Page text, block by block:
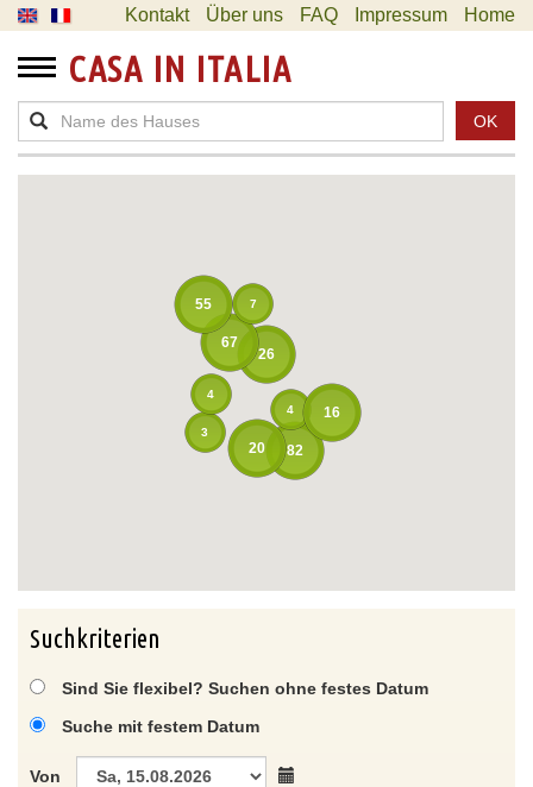
Kontakt Über uns FAQ Impressum Home
CASA IN ITALIA
OK
26
67
7
82
4
55
16
20
3
4
Suchkriterien
Sind Sie flexibel? Suchen ohne festes Datum
Suche mit festem Datum
Von